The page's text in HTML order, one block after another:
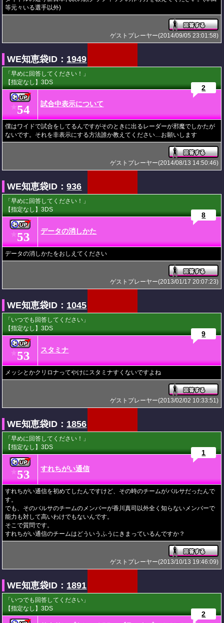
等元々いる選手以外)
ゲストプレーヤー(2014/09/05 23:01:58)
WE知恵袋ID： 1949
「早めに回答してください！」
【指定なし】3DS
★54 試合中表示について
2
僕はワイドで試合をしてるんですがそのときに出るレーダーが邪魔でしかたが
ないです。それを非表示にする方法誰か教えてください…お願いします
ゲストプレーヤー(2014/08/13 14:50:46)
WE知恵袋ID：936
「早めに回答してください！」
【指定なし】3DS
★53 データの消しかた
8
データの消しかたをおしえてください
ゲストプレーヤー(2013/01/17 20:07:23)
WE知恵袋ID： 1045
「いつでも回答してください」
【指定なし】3DS
★53 スタミナ
9
メッシとかクリロナってやけにスタミナすくないですよね
ゲストプレーヤー(2013/02/02 10:33:51)
WE知恵袋ID： 1856
「早めに回答してください！」
【指定なし】3DS
★53 すれちがい通信
1
すれちがい通信を初めてしたんですけど、その時のチームがバルサだったんで
す。
でも、そのバルサのチームのメンバーが香川真司以外全く知らないメンバーで
能力も対して高いわけでもないんです。
そこで質問です。
すれちがい通信のチームはどういうふうにきまっているんですか？
ゲストプレーヤー(2013/10/13 19:46:09)
WE知恵袋ID： 1891
「いつでも回答してください」
【指定なし】3DS
2